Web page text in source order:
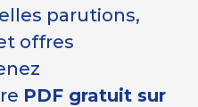
parutions,
offres
PDF gratuit sur